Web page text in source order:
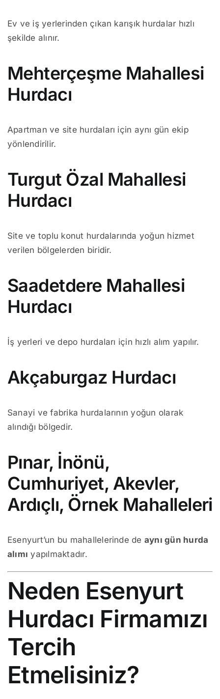
Ev ve iş yerlerinden çıkan karışık hurdalar hızlı
şekilde alınır.
Mehterçeşme Mahallesi
Hurdacı
Apartman ve site hurdaları için aynı gün ekip
yönlendirilir.
Turgut Özal Mahallesi
Hurdacı
Site ve toplu konut hurdalarında yoğun hizmet
verilen bölgelerden biridir.
Saadetdere Mahallesi
Hurdacı
İş yerleri ve depo hurdaları için hızlı alım yapılır.
Akçaburgaz Hurdacı
Sanayi ve fabrika hurdalarının yoğun olarak
alındığı bölgedir.
Pınar, İnönü,
Cumhuriyet, Akevler,
Ardıçlı, Örnek Mahalleleri
Esenyurt’un bu mahallelerinde de aynı gün hurda
alımı yapılmaktadır.
Neden Esenyurt
Hurdacı Firmamızı
Tercih
Etmelisiniz?